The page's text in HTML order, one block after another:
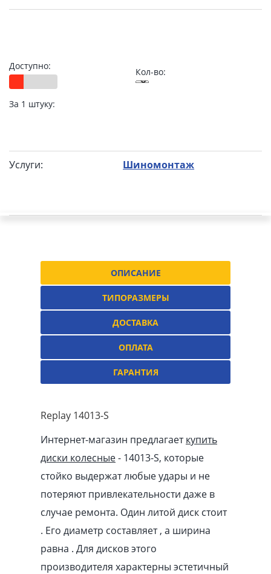
Доступно:
Кол-во:
За 1 штуку:
Услуги: Шиномонтаж
ОПИСАНИЕ
ТИПОРАЗМЕРЫ
ДОСТАВКА
ОПЛАТА
ГАРАНТИЯ
Replay 14013-S
Интернет-магазин предлагаеткупить
диски колесные- 14013-S, которые
стойко выдержат любые удары и не
потеряют привлекательности даже в
случае ремонта. Один литой диск стоит
. Его диаметр составляет , а ширина
равна . Для дисков этого
производителя характерны эстетичный